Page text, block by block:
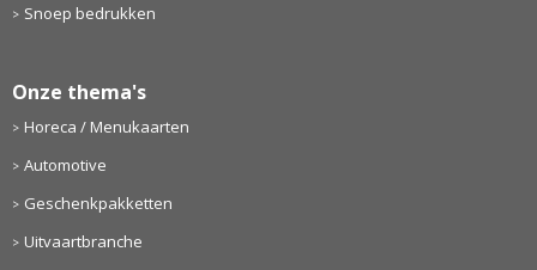
Snoep bedrukken
Onze thema's
Horeca / Menukaarten
Automotive
Geschenkpakketten
Uitvaartbranche